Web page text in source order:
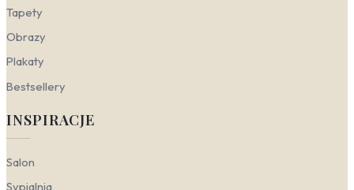
Tapety
Obrazy
Plakaty
Bestsellery
INSPIRACJE
Salon
Sypialnia